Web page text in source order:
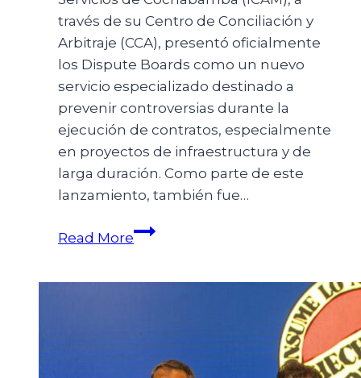
través de su Centro de Conciliación y
Arbitraje (CCA), presentó oficialmente
los Dispute Boards como un nuevo
servicio especializado destinado a
prevenir controversias durante la
ejecución de contratos, especialmente
en proyectos de infraestructura y de
larga duración. Como parte de este
lanzamiento, también fue…
Read More